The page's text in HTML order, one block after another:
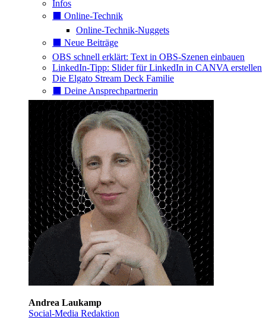
Infos
⬛️ Online-Technik
Online-Technik-Nuggets
⬛️ Neue Beiträge
OBS schnell erklärt: Text in OBS-Szenen einbauen
LinkedIn-Tipp: Slider für LinkedIn in CANVA erstellen
Die Elgato Stream Deck Familie
⬛️ Deine Ansprechpartnerin
Andrea Laukamp
Social-Media Redaktion